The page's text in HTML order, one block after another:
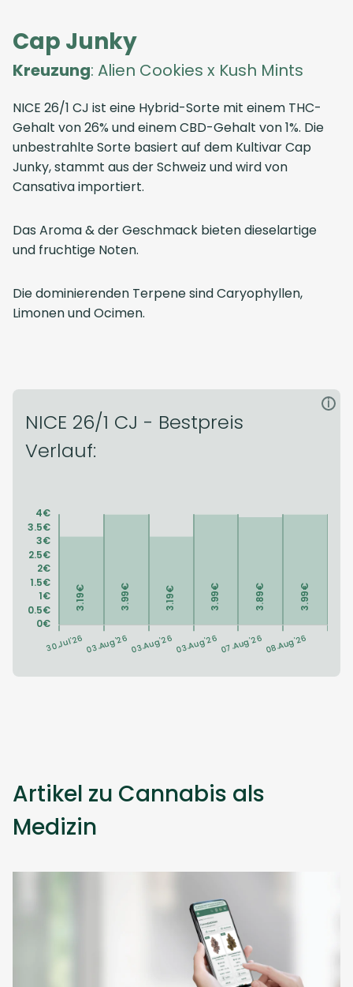
Cap Junky
Kreuzung: Alien Cookies x Kush Mints
NICE 26/1 CJ ist eine Hybrid-Sorte mit einem THC-
Gehalt von 26% und einem CBD-Gehalt von 1%. Die
unbestrahlte Sorte basiert auf dem Kultivar Cap
Junky, stammt aus der Schweiz und wird von
Cansativa importiert.
Das Aroma & der Geschmack bieten dieselartige
und fruchtige Noten.
Die dominierenden Terpene sind Caryophyllen,
Limonen und Ocimen.
NICE 26/1 CJ - Bestpreis
Verlauf:
i
Artikel zu Cannabis als
Medizin